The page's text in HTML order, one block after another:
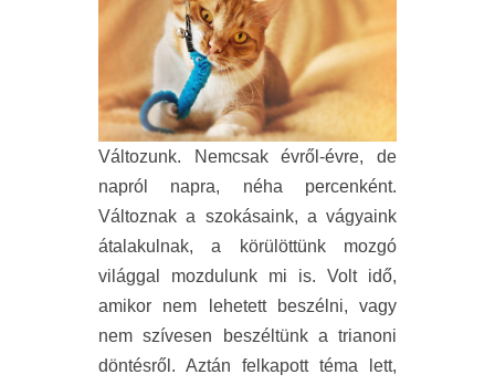
Változunk. Nemcsak évről-évre, de
napról napra, néha percenként.
Változnak a szokásaink, a vágyaink
átalakulnak, a körülöttünk mozgó
világgal mozdulunk mi is. Volt idő,
amikor nem lehetett beszélni, vagy
nem szívesen beszéltünk a trianoni
döntésről. Aztán felkapott téma lett,